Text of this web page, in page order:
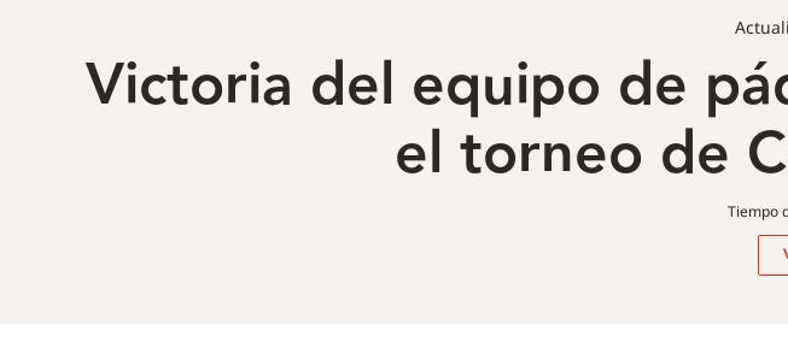
Victoria del equipo de
el torneo de
Tiempo